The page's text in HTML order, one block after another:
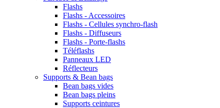
Flashs
Flashs - Accessoires
Flashs - Cellules synchro-flash
Flashs - Diffuseurs
Flashs - Porte-flashs
Téléflashs
Panneaux LED
Réflecteurs
Supports & Bean bags
Bean bags vides
Bean bags pleins
Supports ceintures